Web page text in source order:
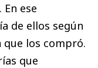
ese
de ellos según
que los compró.
que